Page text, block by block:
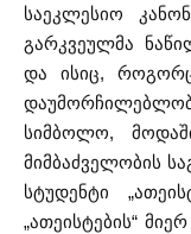
საეკლესიო
გარკვეულმა
და ისიც,
სიმბოლო,
მიმბაძველობის
სტუდენტი
„ათეისტების“